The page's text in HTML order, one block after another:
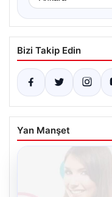
Bizi Takip Edin
Yan Manşet